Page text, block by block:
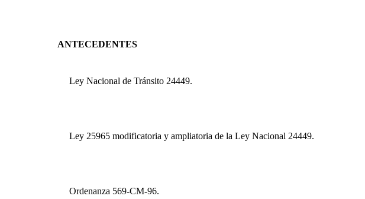
ANTECEDENTES
Ley Nacional de Tránsito 24449.
Ley 25965 modificatoria y ampliatoria de la Ley Nacional 24449.
Ordenanza 569-CM-96.